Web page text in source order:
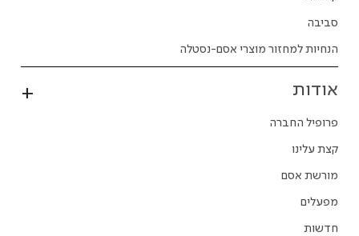
סביבה
הנחיות למחזור מוצרי אסם-נסטלה
אודות
פרופיל החברה
קצת עלינו
מורשת אסם
מפעלים
חדשות